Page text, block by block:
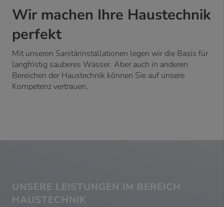
Wir machen Ihre Haustechnik
perfekt
Mit unseren Sanitärinstallationen legen wir die Basis für
langfristig sauberes Wasser. Aber auch in anderen
Bereichen der Haustechnik können Sie auf unsere
Kompetenz vertrauen.
UNSERE LEISTUNGEN IM BEREICH
HAUSTECHNIK